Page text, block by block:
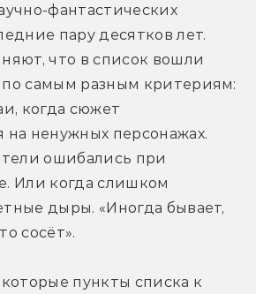
фантастических
пару десятков лет.
что в список вошли
самым разным критериям:
когда сюжет
на ненужных персонажах.
ошибались при
Или когда слишком
дыры. «Иногда бывает,
сосёт».
пункты списка к